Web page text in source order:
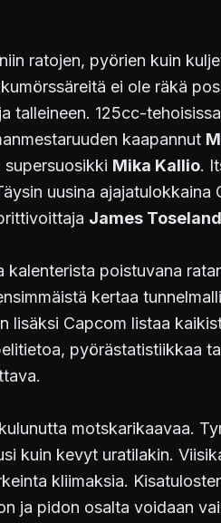
ratojen, pyörien kuin
ei ole räkä
talleineen. 125cc-
kaapannut
supersuosikki Mika Kallio.
uusina ajajatulokkaina
James Toseland
poistuvana
kertaa
lisäksi Capcom listaa
pyörästatistiikkaa
motskarikaavaa.
kuin kevyt uratilakin.
kliimaksia.
ja pidon osalta voidaan